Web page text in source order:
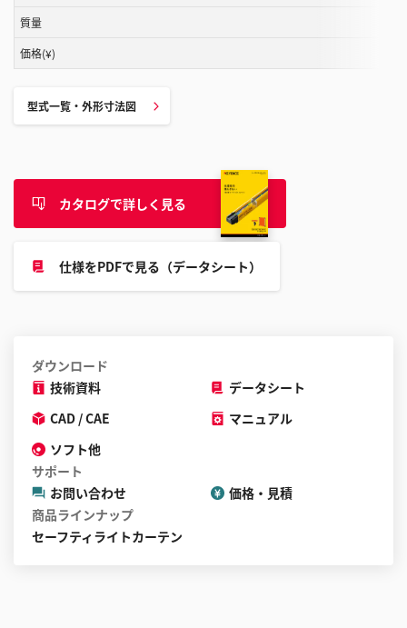
質量
価格(¥)
型式一覧・外形寸法図
カタログで詳しく見る
仕様をPDFで見る（データシート）
ダウンロード
技術資料
データシート
CAD / CAE
マニュアル
ソフト他
サポート
お問い合わせ
価格・見積
商品ラインナップ
セーフティライトカーテン